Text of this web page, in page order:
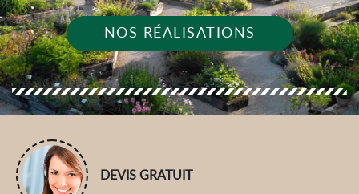
NOS RÉALISATIONS
DEVIS GRATUIT